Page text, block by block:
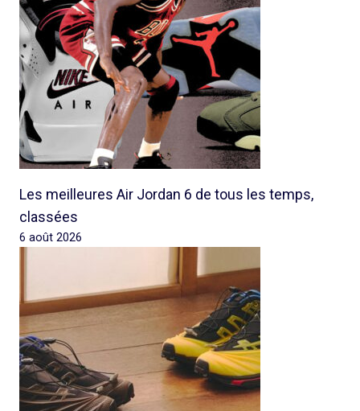
Les meilleures Air Jordan 6 de tous les temps,
classées
6 août 2026